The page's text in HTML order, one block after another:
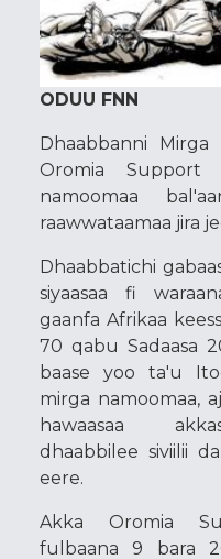
ODUU FNN
Dhaabbanni
Oromia Support
namoomaa
raawwataamaa jira
Dhaabbatichi
siyaasaa fi
gaanfa Afrikaa
70 qabu Sadaasa
baase yoo ta'u
mirga namoomaa,
hawaasaa
dhaabbilee siviilii
eere.
Akka Oromia
fulbaana 9 bara